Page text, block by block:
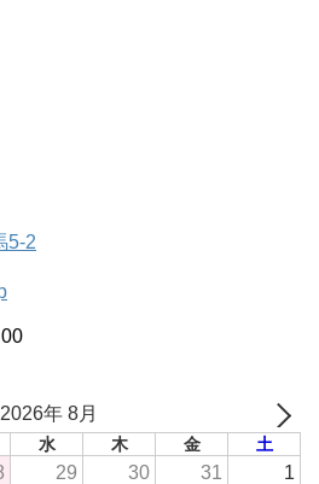
5-2
2026年 8月
水 木 金 土
29 30 31 1